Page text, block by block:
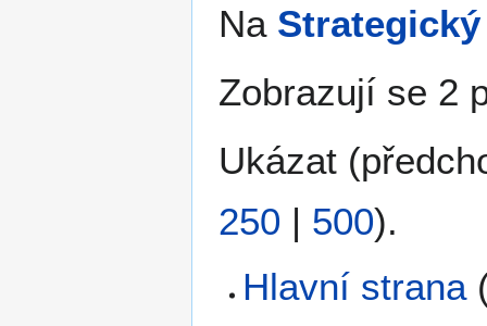
Na Strategický
Zobrazují se 2
Ukázat (
250 | 500).
Hlavní strana